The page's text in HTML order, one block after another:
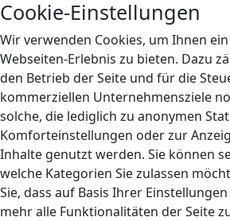
Cookie-Einstellungen
Wir verwenden Cookies, um Ihnen
Webseiten-Erlebnis zu bieten. Dazu
den Betrieb der Seite und für die
kommerziellen Unternehmensziele
solche, die lediglich zu anonymen
Komforteinstellungen oder zur
Inhalte genutzt werden. Sie können
welche Kategorien Sie zulassen
Sie, dass auf Basis Ihrer
mehr alle Funktionalitäten der Seite